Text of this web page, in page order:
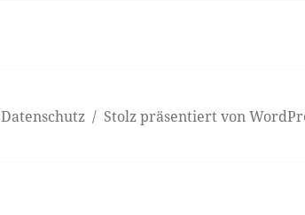
Datenschutz Stolz präsentiert von